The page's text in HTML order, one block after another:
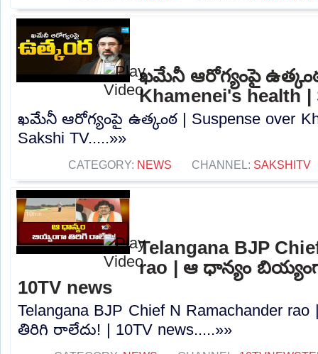
ఖమేనీ ఆరోగ్యంపై
Khamenei's health |
ఖమేనీ ఆరోగ్యంపై ఉత్కంఠ | Suspense over
Sakshi TV.....»»
CATEGORY: NEWS CHANNEL: SAKSHITV
Telangana BJP
rao | ఆ ధాన్యం
10TV news
Telangana BJP Chief N Ramachander
తిరిగి రాలేదు! | 10TV news.....»»